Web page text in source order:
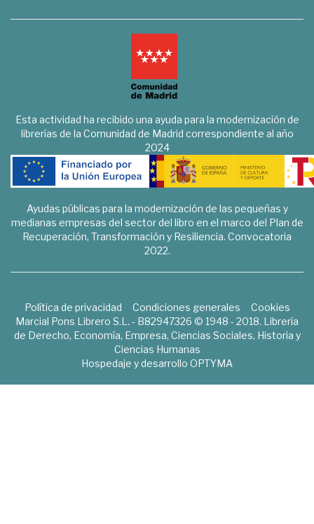
Esta actividad ha recibido una ayuda para la modernización de
librerías de la Comunidad de Madrid correspondiente al año
2024
Ayudas públicas para la modernización de las pequeñas y
medianas empresas del sector del libro en el marco del Plan de
Recuperación, Transformación y Resiliencia. Convocatoria
2022.
Política de privacidad Condiciones generales
Cookies
Marcial Pons Librero S.L. - B82947326 © 1948 - 2018. Librería
de Derecho, Economía, Empresa, Ciencias Sociales, Historia y
Ciencias Humanas
Hospedaje y desarrollo OPTYMA